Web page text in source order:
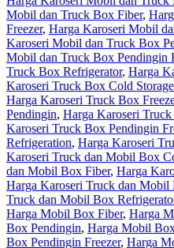
Mobil dan Truck Box Fiber,
Freezer, Harga Karoseri Mobil
Karoseri Mobil dan Truck Box
Mobil dan Truck Box Pendingin
Truck Box Refrigerator, Harga
Karoseri Truck Box Cold Storage
Harga Karoseri Truck Box
Pendingin, Harga Karoseri
Karoseri Truck Box Pendingin
Refrigeration, Harga Karoseri
Karoseri Truck dan Mobil Box
dan Mobil Box Fiber, Harga
Harga Karoseri Truck dan Mobil
Truck dan Mobil Box
Harga Mobil Box Fiber, Harga
Box Pendingin, Harga Mobil
Box Pendingin Freezer, Harga